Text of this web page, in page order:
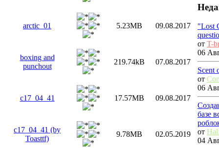
arctic_01 5.23MB 09.08.2017
boxing and
punchout
219.74kB 07.08.2017
c17_04_41 17.57MB 09.08.2017
c17_04_41 (by
Toasttf)
9.78MB 02.05.2019
"Lost
от T-
06
Scent
от
06
базе
от
04